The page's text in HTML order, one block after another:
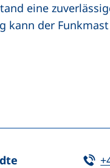
eine
kann der
Fenster)